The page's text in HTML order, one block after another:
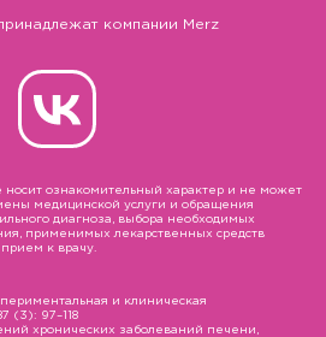
компании Merz
носит ознакомительный характер и не может
медицинской услуги и обращения
диагноза, выбора необходимых
применимых лекарственных средств
прием к врачу.
и клиническая
(3): 97–118
хронических заболеваний печени,